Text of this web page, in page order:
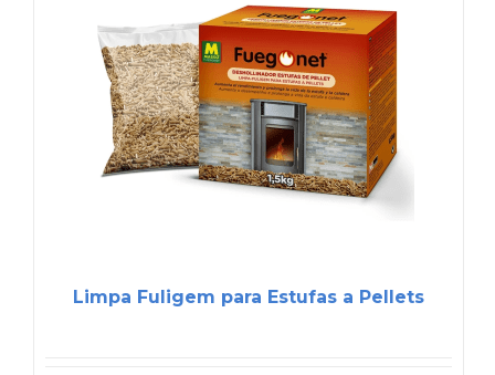
Limpa Fuligem para Estufas a Pellets